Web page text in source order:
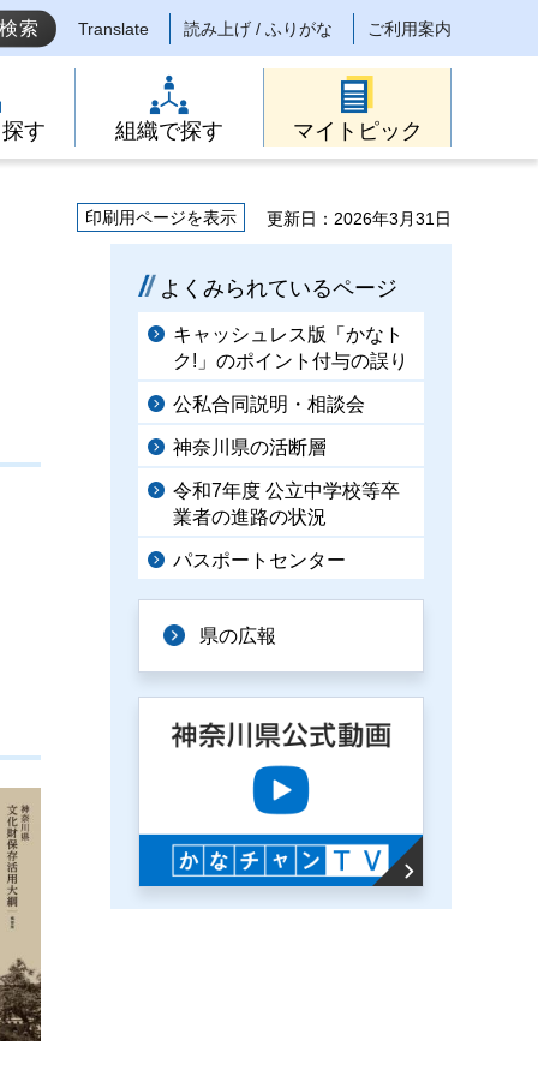
Translate 読み上げ / ふりがな ご利用案内
す 組織で探す マイトピック
印刷用ページを表示
更新日：2026年3月31日
よくみられているページ
キャッシュレス版「かなト
ク!」のポイント付与の誤り
公私合同説明・相談会
神奈川県の活断層
令和7年度 公立中学校等卒
業者の進路の状況
パスポートセンター
県の広報